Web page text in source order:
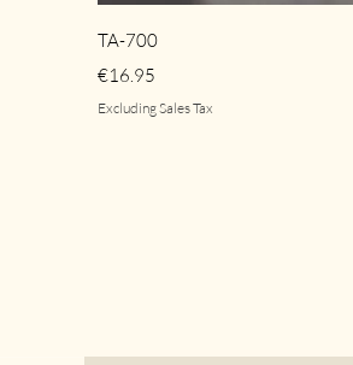
TA-700
Price
€16.95
Excluding Sales Tax